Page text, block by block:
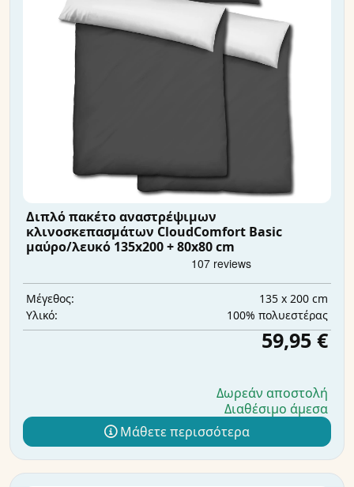
Διπλό πακέτο αναστρέψιμων
κλινοσκεπασμάτων CloudComfort Basic
μαύρο/λευκό 135x200 + 80x80 cm
Μέγεθος:
135 x 200 cm
Υλικό:
100% πολυεστέρας
59,95 €
Δωρεάν αποστολή
Διαθέσιμο άμεσα
Μάθετε περισσότερα